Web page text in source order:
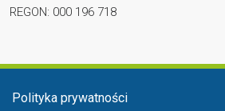
REGON: 000 196 718
Menu stopka
Polityka prywatności